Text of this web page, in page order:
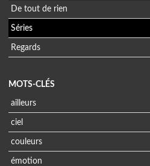
De tout de rien
Séries
Regards
MOTS-CLÉS
ailleurs
ciel
couleurs
émotion